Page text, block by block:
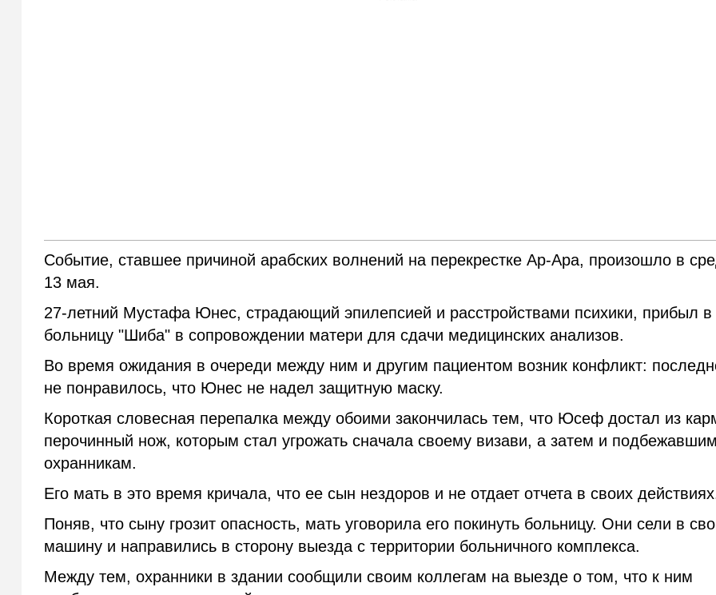
Событие, ставшее причиной арабских волнений на перекрестке Ар-Ара, произошло в
13 мая.
27-летний Мустафа Юнес, страдающий эпилепсией и расстройствами психики, прибыл в
больницу "Шиба" в сопровождении матери для сдачи медицинских анализов.
Во время ожидания в очереди между ним и другим пациентом возник конфликт:
не понравилось, что Юнес не надел защитную маску.
Короткая словесная перепалка между обоими закончилась тем, что Юсеф достал из
перочинный нож, которым стал угрожать сначала своему визави, а затем и подбежавшим
охранникам.
Его мать в это время кричала, что ее сын нездоров и не отдает отчета в своих
Поняв, что сыну грозит опасность, мать уговорила его покинуть больницу. Они сели в
машину и направились в сторону выезда с территории больничного комплекса.
Между тем, охранники в здании сообщили своим коллегам на выезде о том, что к ним